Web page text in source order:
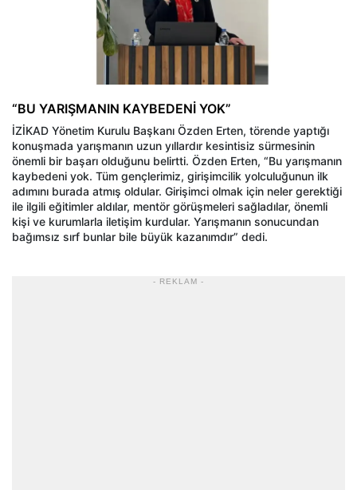
“BU YARIŞMANIN KAYBEDENİ YOK”
İZİKAD Yönetim Kurulu Başkanı Özden Erten, törende yaptığı
konuşmada yarışmanın uzun yıllardır kesintisiz sürmesinin
önemli bir başarı olduğunu belirtti. Özden Erten, “Bu yarışmanın
kaybedeni yok. Tüm gençlerimiz, girişimcilik yolculuğunun ilk
adımını burada atmış oldular. Girişimci olmak için neler gerektiği
ile ilgili eğitimler aldılar, mentör görüşmeleri sağladılar, önemli
kişi ve kurumlarla iletişim kurdular. Yarışmanın sonucundan
bağımsız sırf bunlar bile büyük kazanımdır” dedi.
- REKLAM -